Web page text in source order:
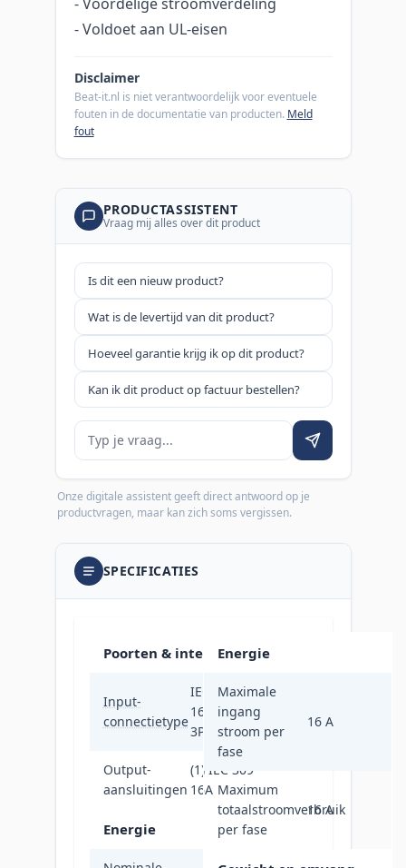
- Voldoet aan UL-eisen
Disclaimer
Beat-it.nl is niet verantwoordelijk voor eventuele
fouten in de documentatie van producten. Meld
fout
PRODUCTASSISTENT
Vraag mij alles over dit product
Is dit een nieuw product?
Wat is de levertijd van dit product?
Hoeveel garantie krijg ik op dit product?
Kan ik dit product op factuur bestellen?
Je vraag
Onze digitale assistent geeft direct antwoord op je
productvragen, maar kan zich soms vergissen.
SPECIFICATIES
Poorten & interfaces
Input-
connectietype
IEC 309
16A
3P+N+PE
Output-
aansluitingen
(1) IEC 309
16A
Energie
Energie
Maximale
ingang
stroom per
fase
16 A
Maximum
totaalstroomverbruik
per fase
16 A